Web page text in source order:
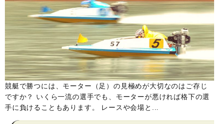
競艇で勝つには、モーター（足）の見極めが大切なのはご存じ
ですか？ いくら一流の選手でも、モーターが悪ければ格下の選
手に負けることもあります。 レースや会場と...